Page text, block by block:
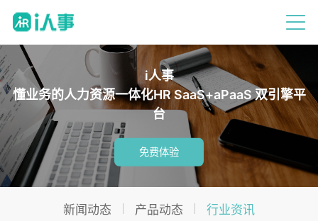
i人事
懂业务的人力资源一体化HR SaaS+aPaaS 双引擎平
台
免费体验
新闻动态 产品动态 行业资讯